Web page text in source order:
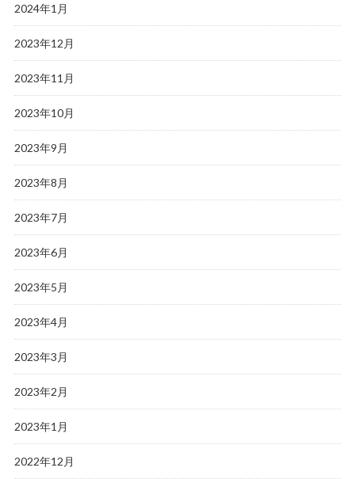
2024年1月
2023年12月
2023年11月
2023年10月
2023年9月
2023年8月
2023年7月
2023年6月
2023年5月
2023年4月
2023年3月
2023年2月
2023年1月
2022年12月